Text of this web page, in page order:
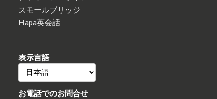
スモールブリッジ
Hapa英会話
表示言語
お電話でのお問合せ